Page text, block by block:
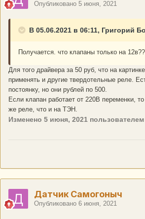
Опубликовано 5 июня, 2021
В 05.06.2021 в 06:11, Григорий
Получается. что клапаны только на
Для того драйвера за 50 руб, что на
применять и другие твердотельные реле.
постоянку, но они рублей по 500.
Если клапан работает от 220В переменки,
же реле, что и на ТЭН.
Изменено 5 июня, 2021
Датчик Самогоныч
Опубликовано 6 июня, 2021